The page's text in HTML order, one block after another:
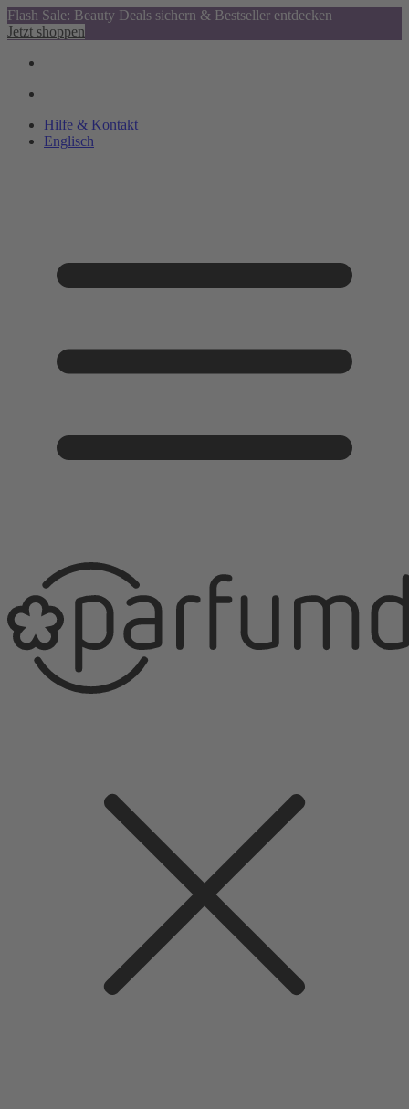
Flash Sale: Beauty Deals sichern & Bestseller entdecken
Jetzt shoppen
Hilfe & Kontakt
Englisch